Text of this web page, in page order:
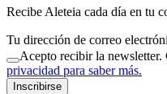
Recibe Aleteia cada día en tu
Tu dirección de correo
Acepto recibir la newsletter.
privacidad para saber más.
Inscribirse